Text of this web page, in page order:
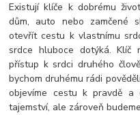
Existují klíče k dobrému
dům, auto nebo zamčené
otevřít cestu k vlastnímu
srdce hluboce dotýká. Klíč
přístup k srdci druhého
bychom druhému rádi
objevíme cestu k pravdě a
tajemství, ale zároveň